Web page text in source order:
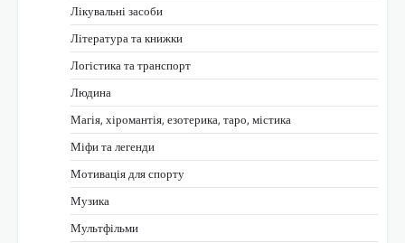
Лікувальні засоби
Література та книжки
Логістика та транспорт
Людина
Магія, хіромантія, езотерика, таро, містика
Міфи та легенди
Мотивація для спорту
Музика
Мультфільми